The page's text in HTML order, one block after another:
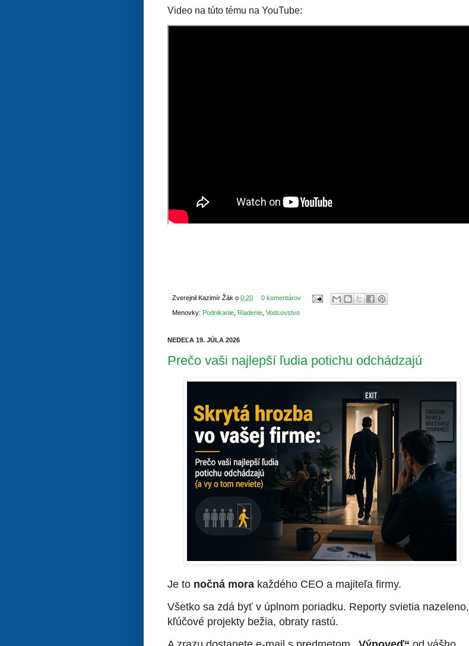
Video na túto tému na YouTube:
Zverejnil Kazimír Žák o 0:20 0 komentárov
Menovky: Podnikanie Riadenie Vodcovstvo
NEDEĽA 19. JÚLA 2026
Prečo vaši najlepší ľudia potichu odchádzajú
Je to nočná mora každého CEO a majiteľa firmy.
Všetko sa zdá byť v úplnom poriadku. Reporty svietia nazeleno,
kľúčové projekty bežia, obraty rastú.